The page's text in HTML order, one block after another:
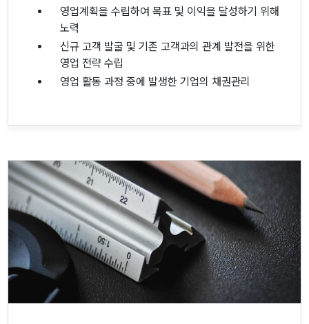
영업계획을 수립하여 목표 및 이익을 달성하기 위해
노력
신규 고객 발굴 및 기존 고객과의 관계 발전을 위한
영업 전략 수립
영업 활동 과정 중에 발생한 기업의 채권관리